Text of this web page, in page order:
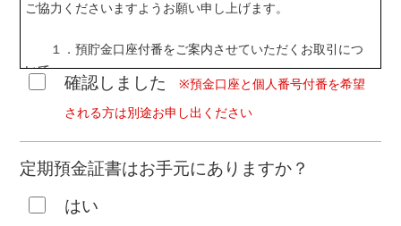
ご協力くださいますようお願い申し上げます。
１．預貯金口座付番をご案内させていただくお取引につ
いて
口座開設を行うお客様に対して、預貯金口座付番の
ご案内をさせていただきます。
本申込を行うお客様名義の全ての預貯金口座が付番
確認しました
※預金口座と個人番号付番を希望
される方は別途お申し出ください
定期預金証書はお手元にありますか？
はい